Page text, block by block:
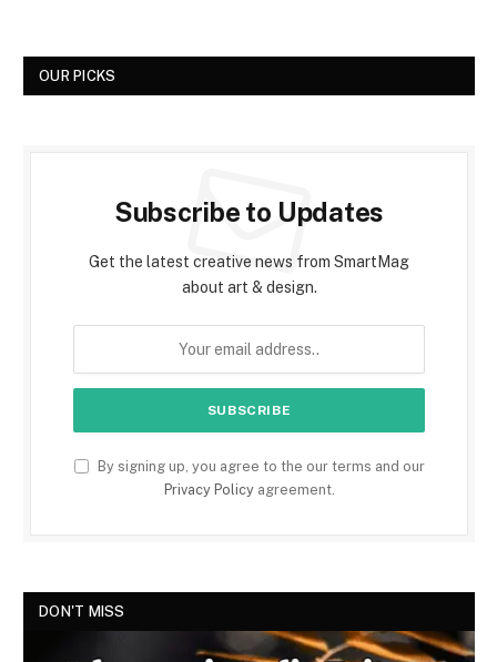
OUR PICKS
Subscribe to Updates
Get the latest creative news from SmartMag
about art & design.
By signing up, you agree to the our terms and our
Privacy Policyagreement.
DON'T MISS